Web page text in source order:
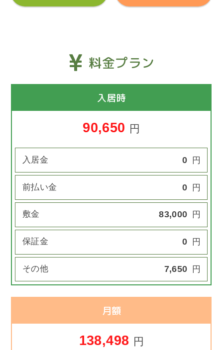
料金プラン
入居時
90,650 円
入居金 0 円
前払い金 0 円
敷金 83,000 円
保証金 0 円
その他 7,650 円
月額
138,498 円